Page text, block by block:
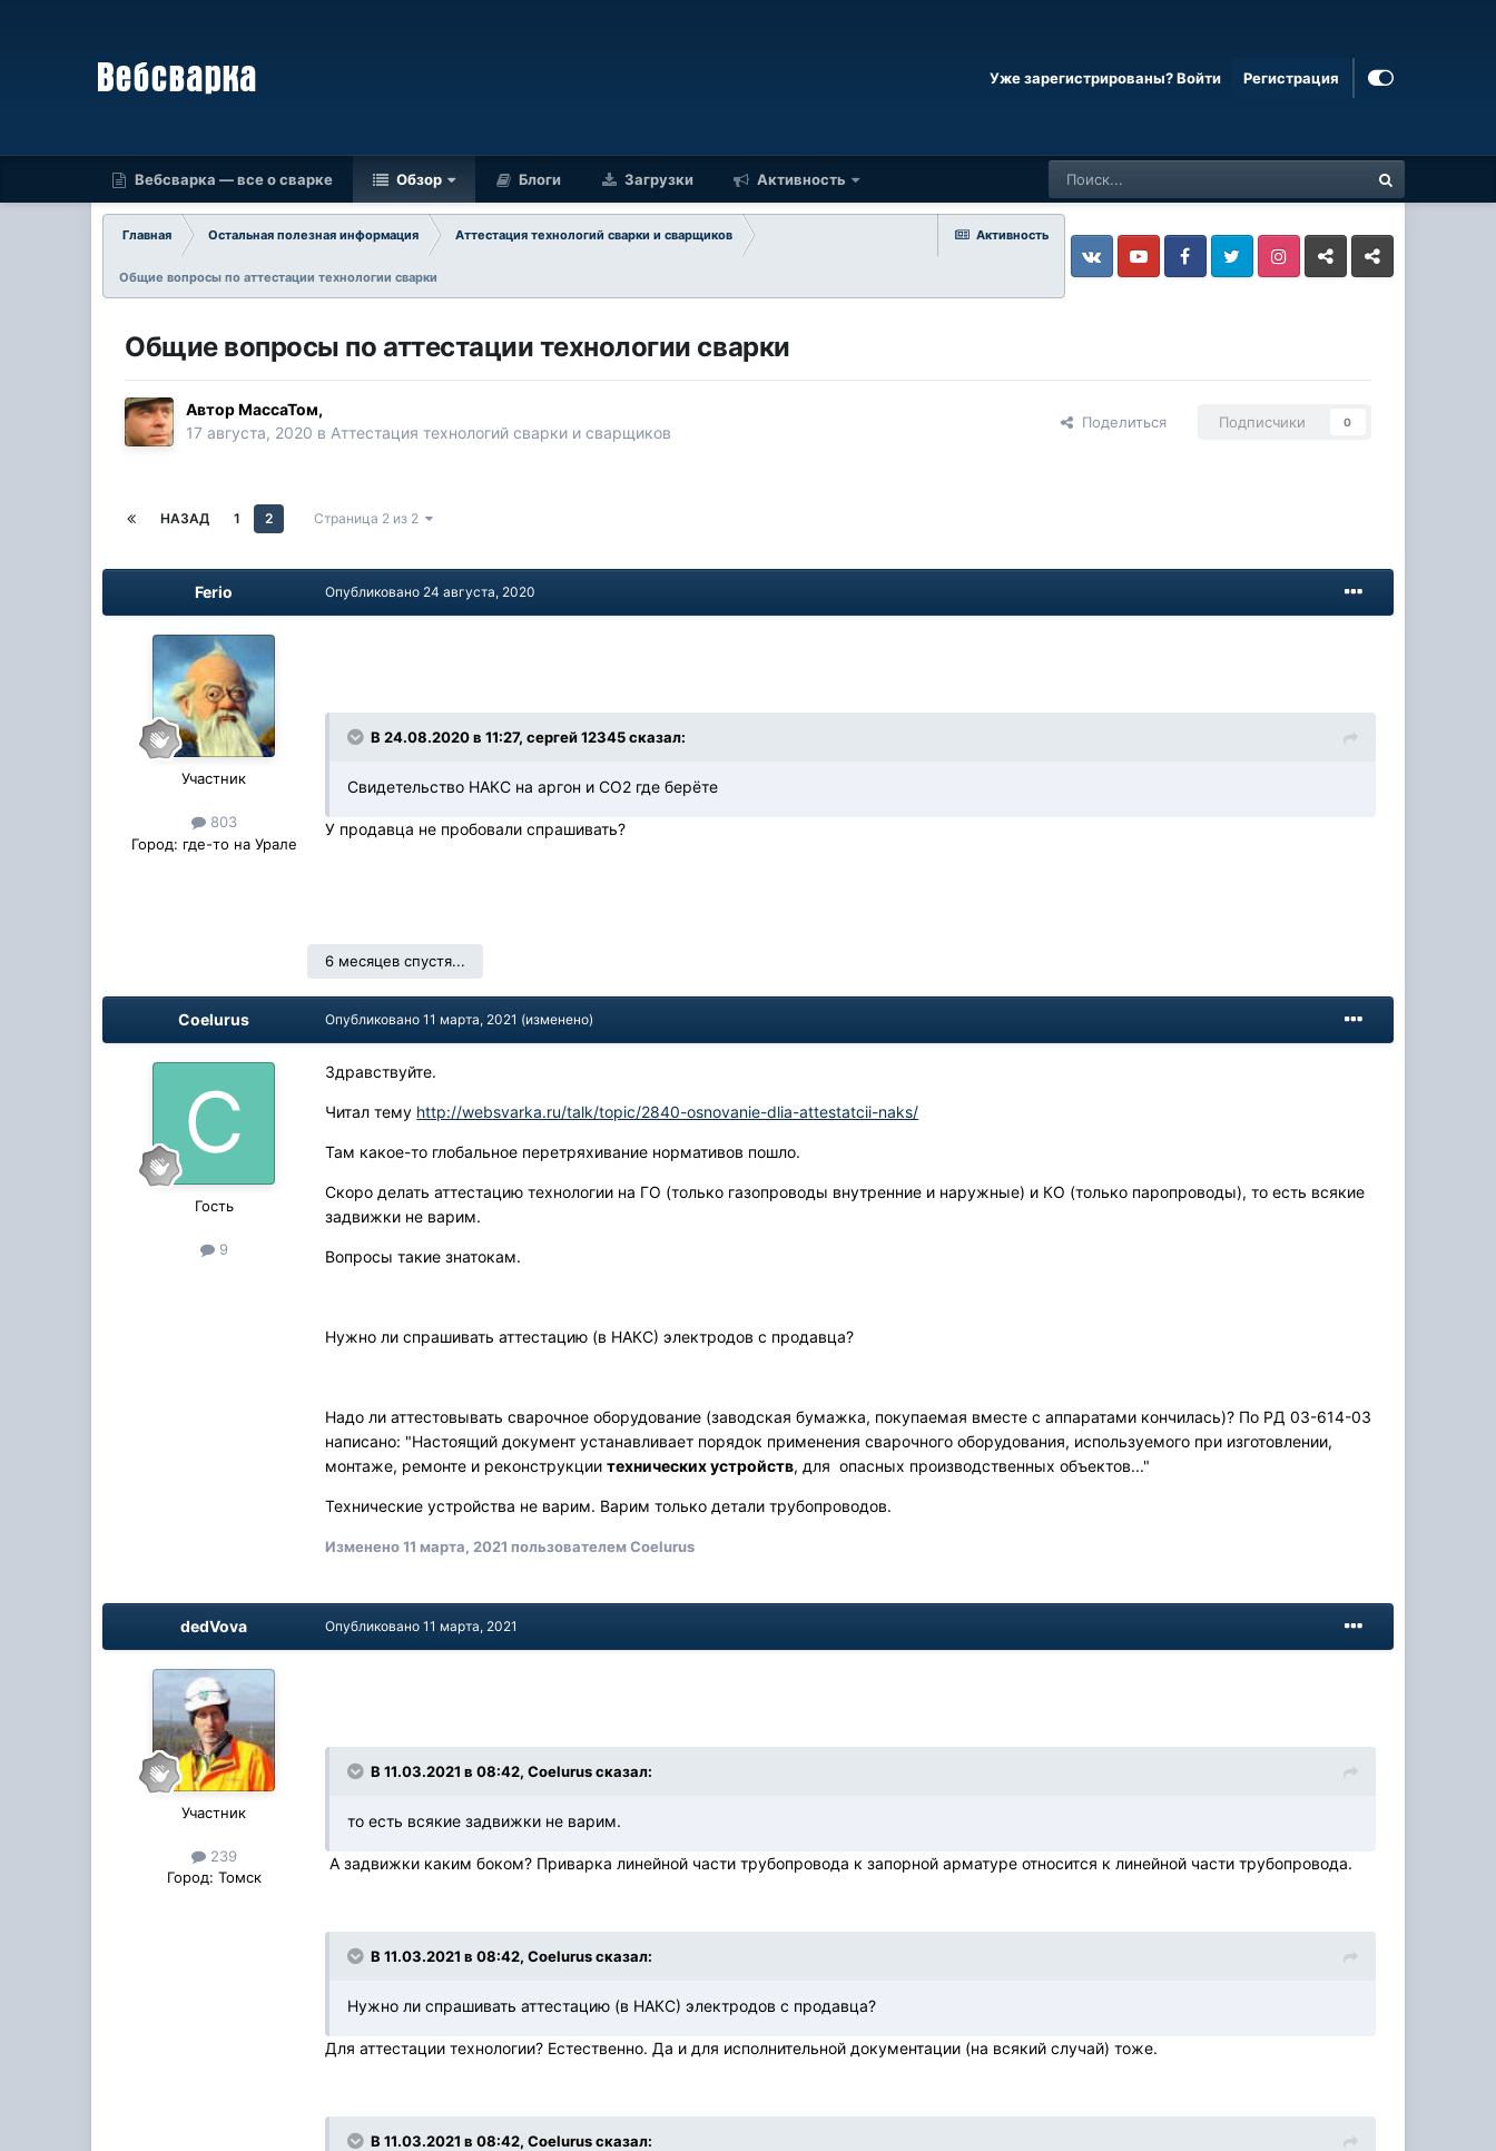
Уже зарегистрированы? Войти Регистрация
Вебсварка — все о сварке Обзор Блоги Загрузки Активность
Активность
Главная Остальная полезная информация Аттестация технологий сварки и сварщиков
Общие вопросы по аттестации технологии сварки VkontakteYouTube FacebookTwitter InstagramLivejournalOdnoklassniki
Общие вопросы по аттестации технологии сварки
АвторМассаТом,
17 августа, 2020 в Аттестация технологий сварки и сварщиков
Поделиться Подписчики 0
НАЗАД 1 2 Страница 2 из 2
Ferio
Участник
803
Город: где-то на Урале
Опубликовано 24 августа, 2020
В 24.08.2020 в 11:27, сергей 12345 сказал:
Свидетельство НАКС на аргон и СО2 где берёте
У продавца не пробовали спрашивать?
6 месяцев спустя...
Coelurus
Гость
9
Опубликовано11 марта, 2021 (изменено)
Здравствуйте.
Читал тему http://websvarka.ru/talk/topic/2840-osnovanie-dlia-attestatcii-naks/
Там какое-то глобальное перетряхивание нормативов пошло.
Скоро делать аттестацию технологии на ГО (только газопроводы внутренние и наружные) и КО (только паропроводы), то есть всякие
задвижки не варим.
Вопросы такие знатокам.
Нужно ли спрашивать аттестацию (в НАКС) электродов с продавца?
Надо ли аттестовывать сварочное оборудование (заводская бумажка, покупаемая вместе с аппаратами кончилась)? По РД 03-614-03
написано: "Настоящий документ устанавливает порядок применения сварочного оборудования, используемого при изготовлении,
монтаже, ремонте и реконструкциитехнических устройств, для опасных производственных объектов..."
Технические устройства не варим. Варим только детали трубопроводов.
Изменено11 марта, 2021 пользователем Coelurus
dedVova
Участник
239
Город: Томск
Опубликовано11 марта, 2021
В 11.03.2021 в 08:42, Coelurus сказал:
то есть всякие задвижки не варим.
А задвижки каким боком? Приварка линейной части трубопровода к запорной арматуре относится к линейной части трубопровода.
В 11.03.2021 в 08:42, Coelurus сказал:
Нужно ли спрашивать аттестацию (в НАКС) электродов с продавца?
Для аттестации технологии? Естественно. Да и для исполнительной документации (на всякий случай) тоже.
В 11.03.2021 в 08:42, Coelurus сказал: